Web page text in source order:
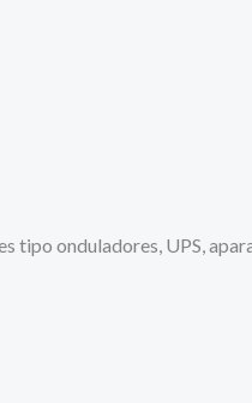
tipo onduladores, UPS,